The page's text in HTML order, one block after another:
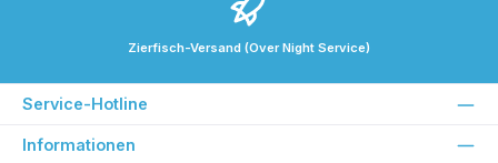
Zierfisch-Versand (Over Night Service)
Service-Hotline
Informationen